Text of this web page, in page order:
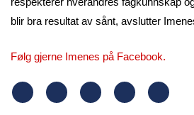
blir bra resultat av sånt, avslutter
Følg gjerne Imenes på Facebook.